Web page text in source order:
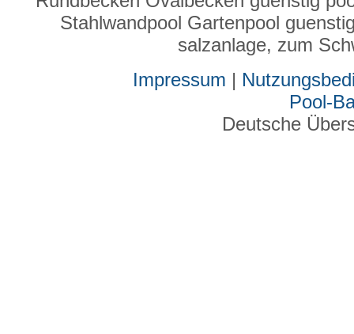
Stahlwandpool Gartenpool
salzanlage, zum
Impressum |
Pool-
Deutsche